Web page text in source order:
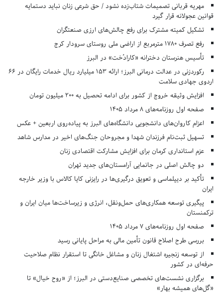
مهریه قربانی تصمیمات شتاب‌زده نشود / حق شرعی زنان نباید دستمایه
قوانین عجولانه قرار گیرد
تشکیل کمیته مشترک برای رفع چالش‌های ارزی صنعتگران
رفع تصرف ۱۷۸۰ مترمربع از اراضی ملی روستای سرودار کرج
تأسیس هنرستان دخترانه «کارادُخت» در البرز
رکوردزنی در عدالت درمانی البرز؛ ارائه ۱۵۳ میلیارد ریال خدمات رایگان در ۶۶
اردوی جهادی سلامت
افزایش وثیقه خروج از کشور برای ادامه تحصیل به ۲۰۰ میلیون تومان
صفحه اول روزنامه‌های 8 مرداد 1405
اعزام کاروان‌های دانشجویی دانشگاه‌های البرز به پیاده‌روی اربعین + عکس
تسهیل ثبت‌نام فرزندان شهدا و مجروحان جنگ‌های اخیر در مدارس شاهد
عزم استانداری کرمان برای افزایش مشارکت اقتصادی زنان
دو چالش اصلی در جانمایی آرامستان‌های جدید تهران
تأکید بر دیپلماسی و تعویق درگیری‌ها در رایزنی کایا کالاس با وزیر خارجه
ایران
پیگیری توسعه همکاری‌های حمل‌ونقل، انرژی و زیرساخت‌ها میان ایران و
ترکمنستان
صفحه اول روزنامه‌های 7 مرداد 1405
بررسی طرح اصلاح قانون تأمین مالی به مراحل پایانی رسید
از توسعه زنجیره اشتغال زنان و مشاغل خانگی تا استقرار نظام صلاحیت
حرفه‌ای در کشور
برگزاری نشست‌های تخصصی صنایع‌دستی در البرز؛ از «روح خیال» تا
«گل‌های همیشه بهار»